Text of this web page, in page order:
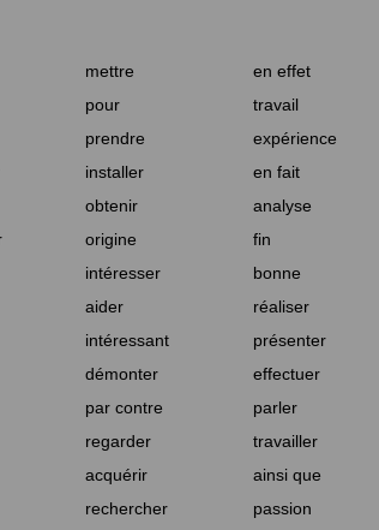
mettre en effet
pour travail
prendre expérience
installer en fait
obtenir analyse
origine fin
intéresser bonne
aider réaliser
intéressant présenter
démonter effectuer
par contre parler
regarder travailler
acquérir ainsi que
rechercher passion